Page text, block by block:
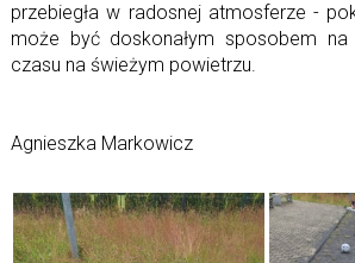
przebiegła w radosnej atmosferze -
może być doskonałym sposobem na
czasu na świeżym powietrzu.
Agnieszka Markowicz